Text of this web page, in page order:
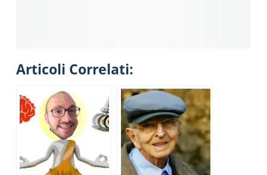
Articoli Correlati: